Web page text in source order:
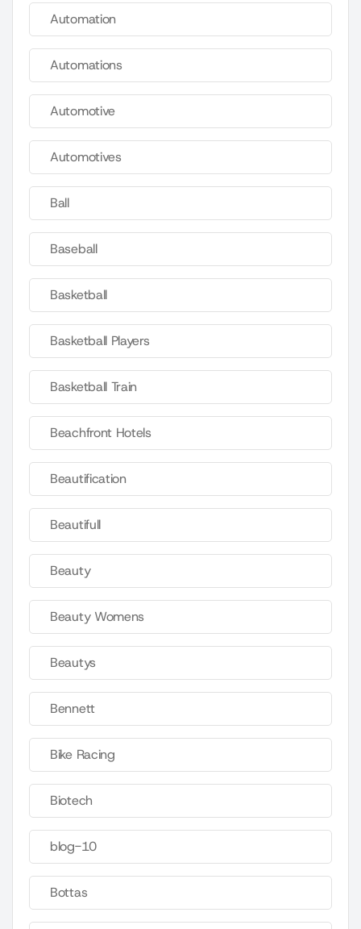
Automation
Automations
Automotive
Automotives
Ball
Baseball
Basketball
Basketball Players
Basketball Train
Beachfront Hotels
Beautification
Beautifull
Beauty
Beauty Womens
Beautys
Bennett
Bike Racing
Biotech
blog-10
Bottas